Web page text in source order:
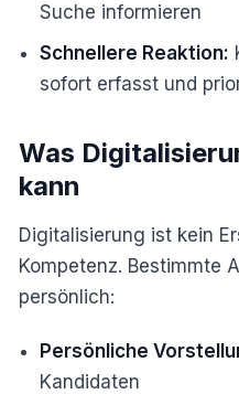
Suche informieren
Schnellere Reaktion:
sofort erfasst und
Was
kann
Digitalisierung ist kein
Kompetenz. Bestimmte
persönlich:
Persönliche
Kandidaten